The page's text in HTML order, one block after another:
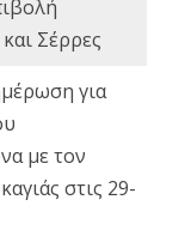
Σέρρες
για
με τον
στις 29-